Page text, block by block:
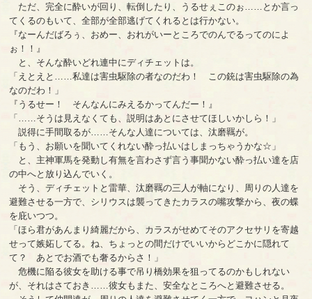
ただ、完全に酔いが回り、転倒したり、うるせぇこのぉ……とか言っ
てくるのもいて、全部が全部逃げてくれるとは行かない。
『なーんだばろぅ、おめー、おれがいーところでのんでるってのによ
ぉ！！』
と、そんな酔いどれ連中にディチェットは。
「えとえと……私達は害虫駆除の者なのだわ！ この銃は害虫駆除の為
なのだわ！」
『うるせー！ そんなんにみえるかってんだー！』
「……そうは見えなくても、説明はあとにさせてほしいかしら！」
説得に手間取るが……そんな人達については、汰磨羈が。
「もう、お願いを聞いてくれない酔っ払いはしまっちゃうかな☆」
と、主神軍馬を発動し有無を言わさず言う事聞かない酔っ払い達を店
の中へと放り込んでいく。
そう、ディチェットと雷華、汰磨羈の三人が軸になり、周りの人達を
避難させる一方で、シリウスは襲ってきたカラスの嘴攻撃から、夜の蝶
を庇いつつ。
「ほら君があんまり綺麗だから、カラスがせめてそのアクセサリを寄越
せって嫉妬してる。ね、ちょっとの間だけでいいからどこかに隠れて
て？ あとでお酒でも奢るからさ！」
危機に陥る彼女を助ける事で吊り橋効果を狙ってるのかもしれない
が、それはさておき……彼女もまた、安全なところへと避難させる。